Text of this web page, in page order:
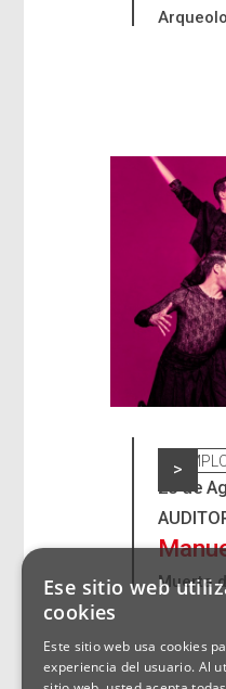
28 de
Muerta
>
Ese sitio web
cookies
Este sitio web usa cookies
experiencia del usuario. Al